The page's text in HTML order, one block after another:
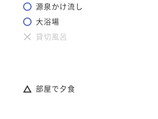
源泉かけ流し
大浴場
貸切風呂
部屋で夕食